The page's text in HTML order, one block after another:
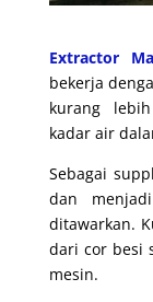
Extractor
bekerja
kurang
kadar air
Sebagai
dan
ditawarkan.
dari cor besi
mesin.